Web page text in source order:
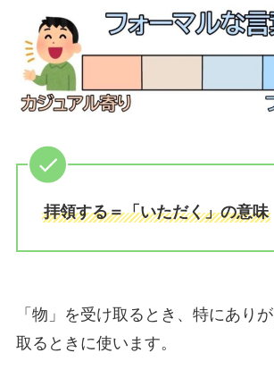
拝領する＝「いただく」の意味
「物」を受け取るとき、特にあり
取るときに使います。